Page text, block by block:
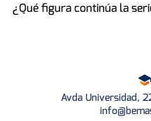
¿Qué figura continúa la
Avda Universidad,